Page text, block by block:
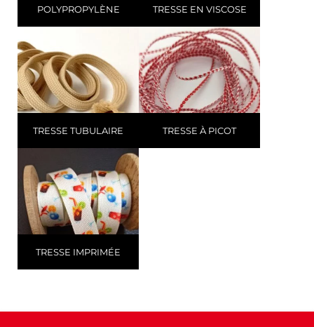
POLYPROPYLÈNE
TRESSE EN VISCOSE
TRESSE TUBULAIRE TRESSE À PICOT
TRESSE IMPRIMÉE